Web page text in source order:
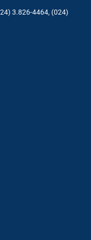
3.826-4464, (024)